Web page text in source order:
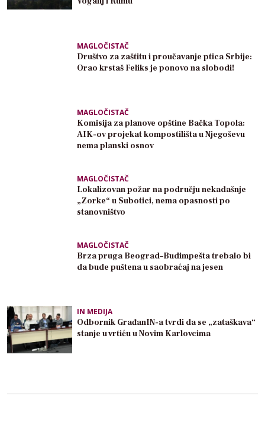
MAGLOČISTAČ
Društvo za zaštitu i proučavanje ptica Srbije:
Orao krstaš Feliks je ponovo na slobodi!
MAGLOČISTAČ
Komisija za planove opštine Bačka Topola:
AIK-ov projekat kompostilišta u Njegoševu
nema planski osnov
MAGLOČISTAČ
Lokalizovan požar na području nekadašnje
„Zorke“ u Subotici, nema opasnosti po
stanovništvo
MAGLOČISTAČ
Brza pruga Beograd–Budimpešta trebalo bi
da bude puštena u saobraćaj na jesen
IN MEDIJA
Odbornik GrađanIN-a tvrdi da se „zataškava“
stanje u vrtiću u Novim Karlovcima